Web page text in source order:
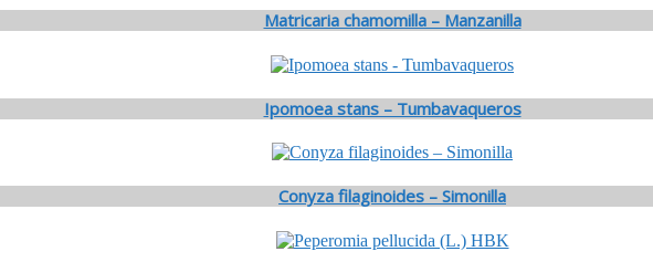
Matricaria chamomilla – Manzanilla
Ipomoea stans – Tumbavaqueros
Conyza filaginoides – Simonilla